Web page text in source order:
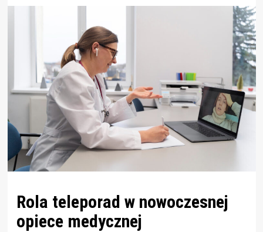
Rola teleporad w nowoczesnej
opiece medycznej